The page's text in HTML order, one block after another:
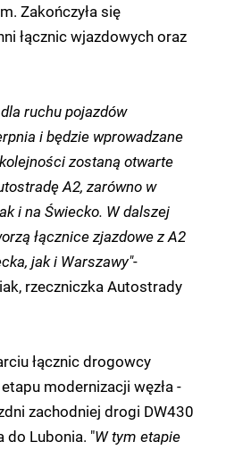
Zakończyła się
łącznic wjazdowych oraz
ruchu pojazdów
i będzie wprowadzane
zostaną otwarte
A2, zarówno w
i na Świecko. W dalszej
łącznice zjazdowe z A2
jak i Warszawy"-
rzeczniczka Autostrady
łącznic drogowcy
modernizacji węzła -
zachodniej drogi DW430
do Lubonia. "W tym etapie